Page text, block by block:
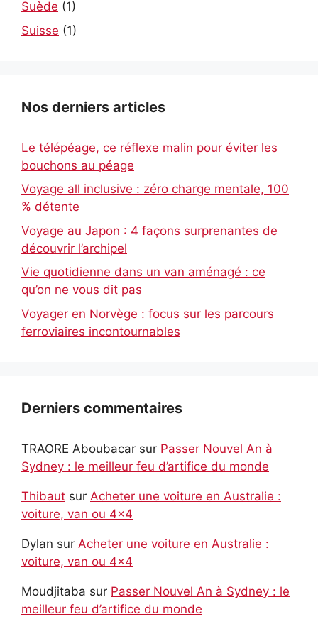
Suède (1)
Suisse (1)
Nos derniers articles
Le télépéage, ce réflexe malin pour éviter les
bouchons au péage
Voyage all inclusive : zéro charge mentale, 100
% détente
Voyage au Japon : 4 façons surprenantes de
découvrir l’archipel
Vie quotidienne dans un van aménagé : ce
qu’on ne vous dit pas
Voyager en Norvège : focus sur les parcours
ferroviaires incontournables
Derniers commentaires
TRAORE Aboubacar sur Passer Nouvel An à
Sydney : le meilleur feu d’artifice du monde
Thibaut sur Acheter une voiture en Australie :
voiture, van ou 4×4
Dylan sur Acheter une voiture en Australie :
voiture, van ou 4×4
Moudjitaba sur Passer Nouvel An à Sydney : le
meilleur feu d’artifice du monde